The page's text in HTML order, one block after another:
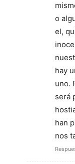
o
el,
hay
uno.
será
han
nos